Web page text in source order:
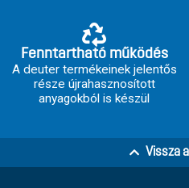
Fenntartható működés
A deuter termékeinek jelentős
része újrahasznosított
anyagokból is készül
Vissza